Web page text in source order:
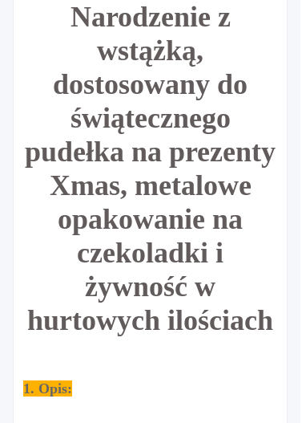
Narodzenie z
wstążką,
dostosowany do
świątecznego
pudełka na prezenty
Xmas, metalowe
opakowanie na
czekoladki i
żywność w
hurtowych ilościach
1. Opis: